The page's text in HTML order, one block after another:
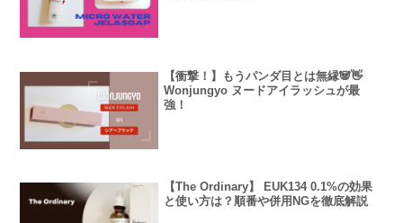
【衝撃！】もうパンダ目とは無縁🐼👋
Wonjungyo ヌードアイラッシュが最
強！
【The Ordinary】 EUK134 0.1%の効果
と使い方は？順番や併用NGを徹底解説